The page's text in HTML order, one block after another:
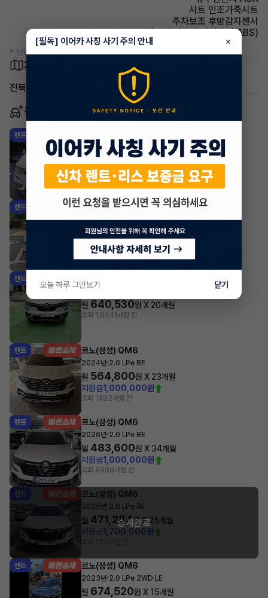
시트 인조가죽시트
주차보조 후방감지센서
주행안전 미끄럼 방지장치(ABS)
* 정확한 정보는 판매자와 반드시 확인하시기 바랍니다.
차량 위치
전북 김제시 요촌동
동일 차종 이어카
렌트
2023년 2.0 LPe 2WD RE Signature
635,800
지원금1,000,000원
조회 3271일 전
렌트 르노(삼성) QM6
2026년·2.0 LPe RE
월566,800원 X46개월
지원금1,000,000원
조회 1151주 전
렌트
2023년
월 640,530원 X 20개월
조회 1,0441개월 전
렌트 르노(삼성) QM6
2024년·2.0 LPe RE
월 564,800원 X 23개월
지원금1,000,000원
조회 1482개월 전
렌트 르노(삼성) QM6
2026년·2.0 LPe RE
월 483,600원 X 34개월
지원금1,000,000원
조회 8988개월 전
렌트 르노(삼성) QM6
2025년· 2.0 LPe RE
월 471,284원 X25개월
지원금1,700,000원
승계완료
렌트 르노(삼성) QM6
2023년·2.0 LPe 2WD LE
월 674,520원 X 15개월
[필독] 이어카 사칭 사기 주의 안내 ×
오늘 하루 그만보기 닫기